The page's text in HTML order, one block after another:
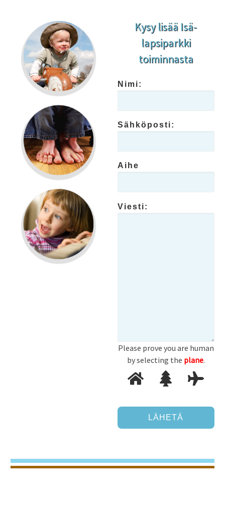
Kysy lisää Isä-
lapsiparkki
toiminnasta
Nimi:
Sähköposti:
Aihe
Viesti:
Please prove you are human
by selecting the plane.